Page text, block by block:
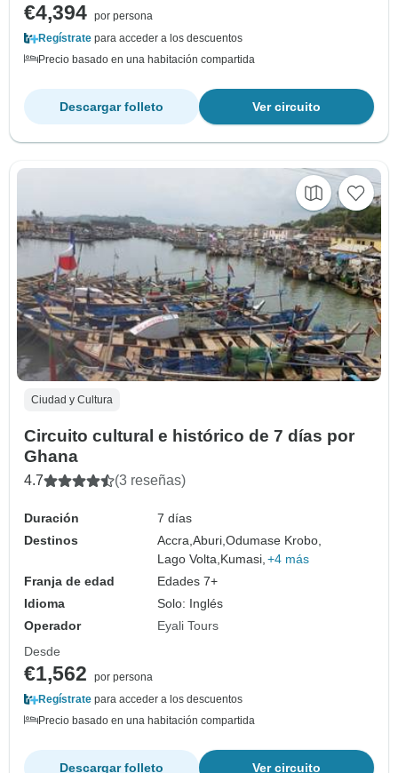
€4,394 por persona
Regístrate para acceder a los descuentos
Precio basado en una habitación compartida
Ver circuito
Descargar folleto
Ciudad y Cultura
Circuito cultural e histórico de 7 días por
Ghana
4.7 (3 reseñas)
Duración
7 días
Destinos
Accra,Aburi,Odumase Krobo,
Lago Volta, Kumasi, +4 más
Franja de edad
Edades 7+
Idioma
Solo: Inglés
Operador
Eyali Tours
Desde
€1,562
por persona
Regístrate para acceder a los descuentos
Precio basado en una habitación compartida
Ver circuito
Descargar folleto